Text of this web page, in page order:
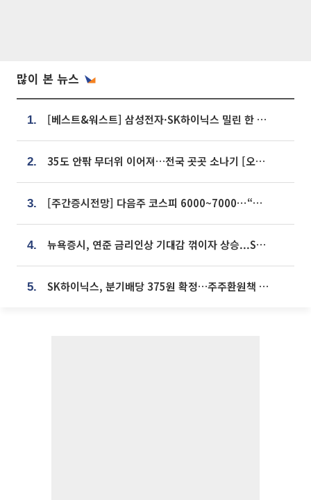
많이 본 뉴스
1. [베스트&워스트] 삼성전자·SK하이닉스 밀린 한 주…상상인증권은 85% 급등
2. 35도 안팎 무더위 이어져…전국 곳곳 소나기 [오늘 날씨]
3. [주간증시전망] 다음주 코스피 6000~7000⋯“外人 수급은 정책이 변수”
4. 뉴욕증시, 연준 금리인상 기대감 꺾이자 상승...S&P500 사상 최고치 [종합]
5. SK하이닉스, 분기배당 375원 확정…주주환원책 9월로 앞당겨 발표